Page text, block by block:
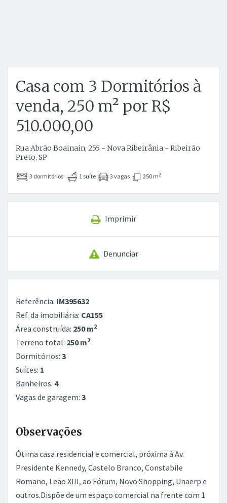
Casa com 3 Dormitórios à
venda, 250 m² por R$
510.000,00
Rua Abrão Boainain, 255 - Nova Ribeirânia - Ribeirão
Preto, SP
3 dormitórios 1 suíte 3 vagas 250 m2
Imprimir
Denunciar
Referência: IM395632
Ref. da imobiliária: CA155
Área construída: 250 m2
Terreno total: 250 m2
Dormitórios: 3
Suítes: 1
Banheiros: 4
Vagas de garagem: 3
Observações
Ótima casa residencial e comercial, próxima à Av.
Presidente Kennedy, Castelo Branco, Constabile
Romano, Leão XIII, ao Fórum, Novo Shopping, Unaerp e
outros.Dispõe de um espaço comercial na frente com 1